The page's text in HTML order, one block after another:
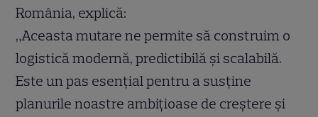
România, explică:
„Aceasta mutare ne permite să construim o
logistică modernă, predictibilă și scalabilă.
Este un pas esențial pentru a susține
planurile noastre ambițioase de creștere și